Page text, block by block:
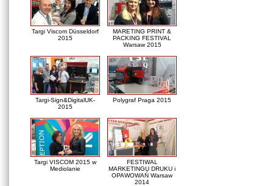
Targi Viscom Düsseldorf
2015
MARETING PRINT &
PACKING FESTIVAL
Warsaw 2015
Targi-Sign&DigitalUK-
2015
Polygraf Praga 2015
Targi VISCOM 2015 w
Mediolanie
FESTIWAL
MARKETINGU DRUKU i
OPAWOWAŃ Warsaw
2014